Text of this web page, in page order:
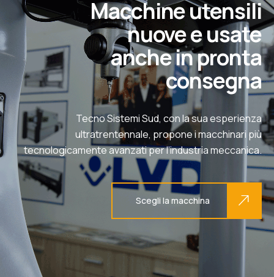
Macchine utensili
nuove e usate
anche in pronta
consegna
Tecno Sistemi Sud, con la sua esperienza
ultratrentennale, propone i macchinari più
tecnologicamente avanzati per l’industria meccanica.
Scegli la macchina